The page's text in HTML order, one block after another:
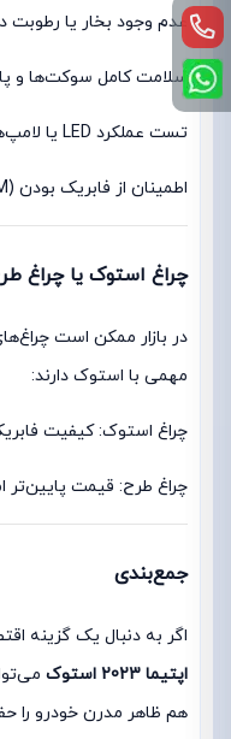
عدم وجود بخار یا رطوبت
سلامت کامل سوکت‌ها و
تست عملکرد LED یا لامپ‌ها قبل از خرید
اطمینان از فابریک بودن (OEM بودن قطعه)
چراغ استوک یا چراغ
در بازار ممکن است
مهمی با استوک دارند:
چراغ استوک: کیفیت
چراغ طرح: قیمت پایین‌تر
جمع‌بندی
اگر به دنبال یک گزینه
اپتیما 2023 استوک
هم ظاهر مدرن خودرو را